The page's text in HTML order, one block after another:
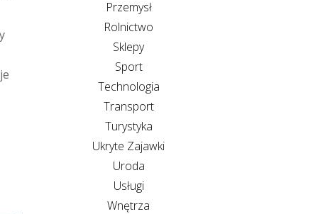
Przemysł
Rolnictwo
Sklepy
Sport
Technologia
Transport
Turystyka
Ukryte Zajawki
Uroda
Usługi
Wnętrza